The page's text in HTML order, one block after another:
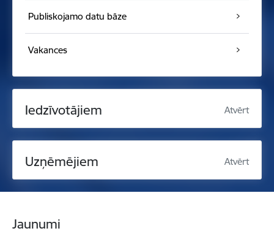
Publiskojamo datu bāze
Vakances
Iedzīvotājiem Atvērt
Uzņēmējiem Atvērt
Jaunumi